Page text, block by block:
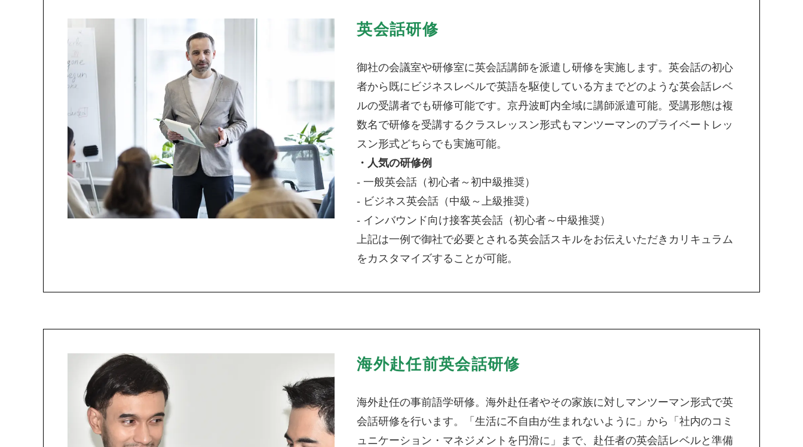
英会話研修
御社の会議室や研修室に英会話講師を派遣し研修を実施します。英会話の初心
者から既にビジネスレベルで英語を駆使している方までどのような英会話レベ
ルの受講者でも研修可能です。京丹波町内全域に講師派遣可能。受講形態は複
数名で研修を受講するクラスレッスン形式もマンツーマンのプライベートレッ
スン形式どちらでも実施可能。
・人気の研修例
- 一般英会話（初心者～初中級推奨）
- ビジネス英会話（中級～上級推奨）
- インバウンド向け接客英会話（初心者～中級推奨）
上記は一例で御社で必要とされる英会話スキルをお伝えいただきカリキュラム
をカスタマイズすることが可能。
海外赴任前英会話研修
海外赴任の事前語学研修。海外赴任者やその家族に対しマンツーマン形式で英
会話研修を行います。「生活に不自由が生まれないように」から「社内のコミ
ュニケーション・マネジメントを円滑に」まで、赴任者の英会話レベルと準備